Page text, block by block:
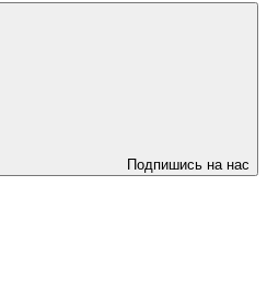
Подпишись на нас